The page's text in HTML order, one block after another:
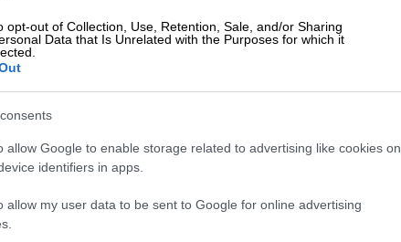
opt-out of Collection, Use, Retention, Sale, and/or Sharing
Data that Is Unrelated with the Purposes for which it
allow Google to enable storage related to advertising like cookies on
identifiers in apps.
allow my user data to be sent to Google for online advertising
το ΕΘΝΟΣ στη Google
προχώρησαν οιτράπεζεςτον Ιούλιο,
της Τραπέζης της Ελλάδος το μέσο
παρέμεινε αμετάβλητο στο 0,34%,
μειώθηκε στο 4,49%. Το